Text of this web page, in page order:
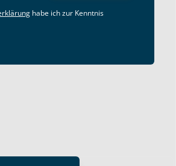
habe ich zur Kenntnis